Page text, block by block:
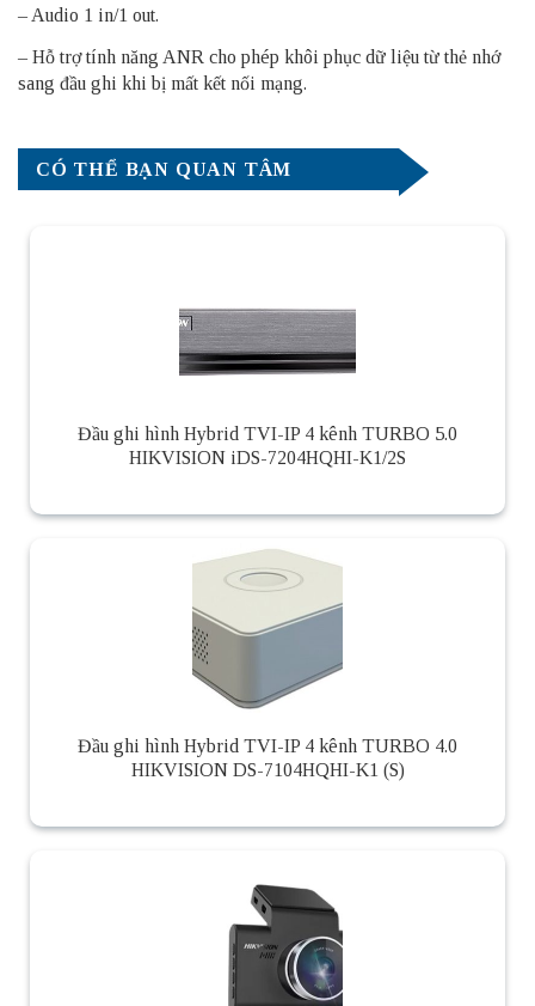
– Audio 1 in/1 out.
– Hỗ trợ tính năng ANR cho phép khôi phục dữ liệu từ thẻ nhớ
sang đầu ghi khi bị mất kết nối mạng.
CÓ THỂ BẠN QUAN TÂM
Đầu ghi hình Hybrid TVI-IP 4 kênh TURBO 5.0
HIKVISION iDS-7204HQHI-K1/2S
Đầu ghi hình Hybrid TVI-IP 4 kênh TURBO 4.0
HIKVISION DS-7104HQHI-K1 (S)